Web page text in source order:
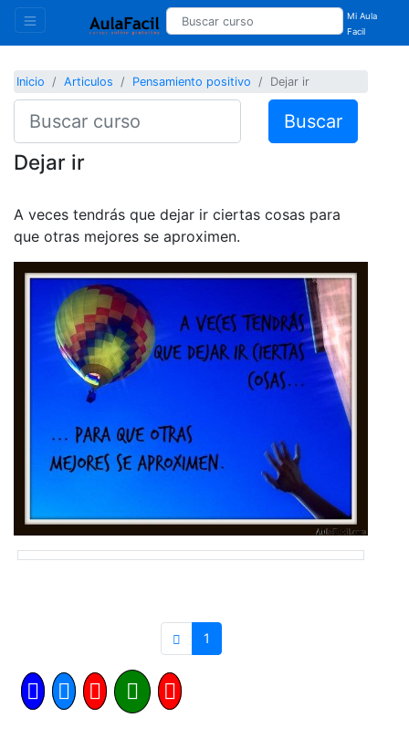
Mi Aula
Facil
Inicio Articulos Pensamiento positivo Dejar ir
Buscar
Dejar ir
A veces tendrás que dejar ir ciertas cosas para
que otras mejores se aproximen.
1